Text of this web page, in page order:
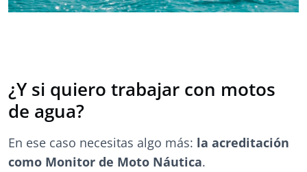
¿Y si quiero trabajar con motos
de agua?
En ese caso necesitas algo más: la acreditación
como Monitor de Moto Náutica.